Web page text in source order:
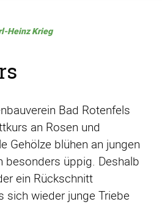
Heinz Krieg
Bad Rotenfels
an Rosen und
Gehölze blühen an jungen
besonders üppig. Deshalb
ein Rückschnitt
sich wieder junge Triebe